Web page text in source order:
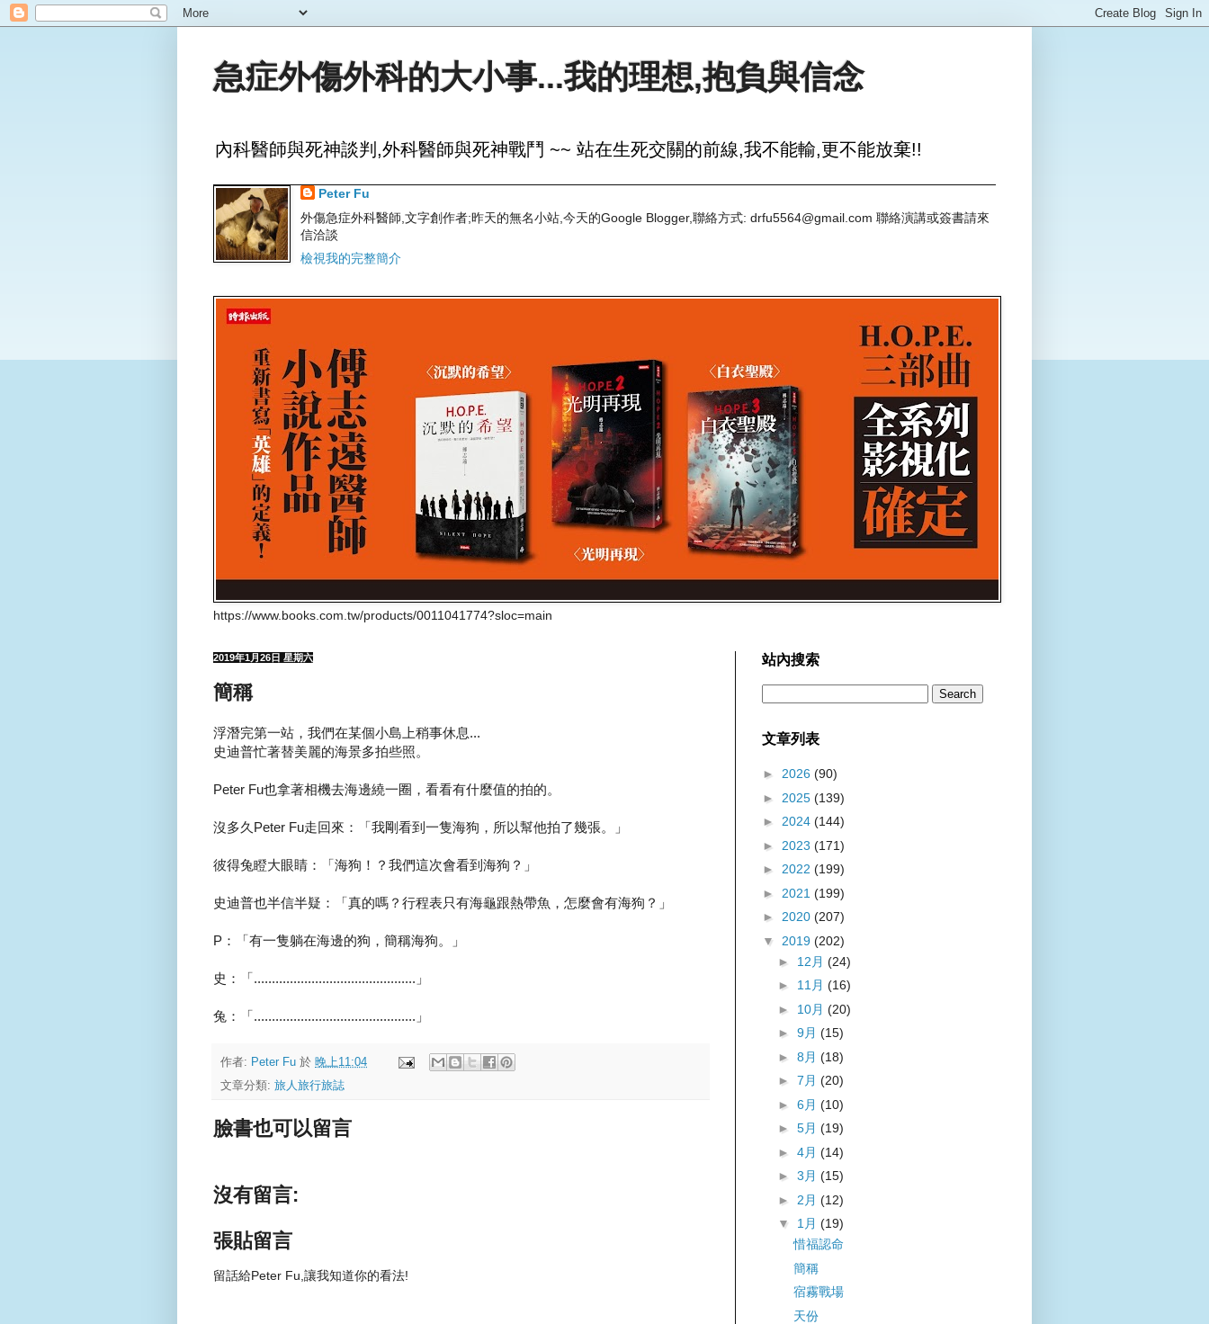
急症外傷外科的大小事...我的理想,抱負與信念
內科醫師與死神談判,外科醫師與死神戰鬥 ~~ 站在生死交關的前線,我不能輸,更不能放棄!!
Peter Fu
外傷急症外科醫師,文字創作者;昨天的無名小站,今天的Google Blogger,聯絡方式: drfu5564@gmail.com 聯絡演講或簽書請來
信洽談
檢視我的完整簡介
https://www.books.com.tw/products/0011041774?sloc=main
2019年1月26日 星期六
簡稱
浮潛完第一站，我們在某個小島上稍事休息...
史迪普忙著替美麗的海景多拍些照。
Peter Fu也拿著相機去海邊繞一圈，看看有什麼值的拍的。
沒多久Peter Fu走回來：「我剛看到一隻海狗，所以幫他拍了幾張。」
彼得兔瞪大眼睛：「海狗！？我們這次會看到海狗？」
史迪普也半信半疑：「真的嗎？行程表只有海龜跟熱帶魚，怎麼會有海狗？」
P：「有一隻躺在海邊的狗，簡稱海狗。」
史：「.............................................」
兔：「.............................................」
作者: Peter Fu 於 晚上11:04
文章分類: 旅人旅行旅誌
臉書也可以留言
沒有留言:
張貼留言
留話給Peter Fu,讓我知道你的看法!
站內搜索
文章列表
► 2026 (90)
► 2025 (139)
► 2024 (144)
► 2023 (171)
► 2022 (199)
► 2021 (199)
► 2020 (207)
▼ 2019 (202)
► 12月 (24)
► 11月 (16)
► 10月 (20)
► 9月 (15)
► 8月 (18)
► 7月 (20)
► 6月 (10)
► 5月 (19)
► 4月 (14)
► 3月 (15)
► 2月 (12)
▼ 1月 (19)
惜福認命
簡稱
宿霧戰場
天份